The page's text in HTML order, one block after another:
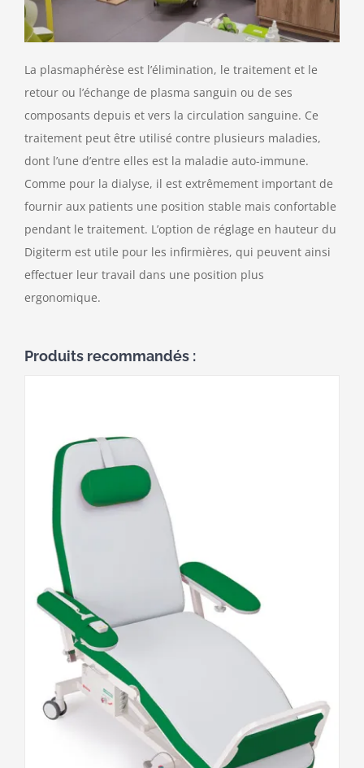
Nous contacter
La plasmaphérèse est l’élimination, le traitement et le
retour ou l’échange de plasma sanguin ou de ses
composants depuis et vers la circulation sanguine. Ce
traitement peut être utilisé contre plusieurs maladies,
dont l’une d’entre elles est la maladie auto-immune.
Comme pour la dialyse, il est extrêmement important de
fournir aux patients une position stable mais confortable
pendant le traitement. L’option de réglage en hauteur du
Digiterm est utile pour les infirmières, qui peuvent ainsi
effectuer leur travail dans une position plus
ergonomique.
Produits recommandés :